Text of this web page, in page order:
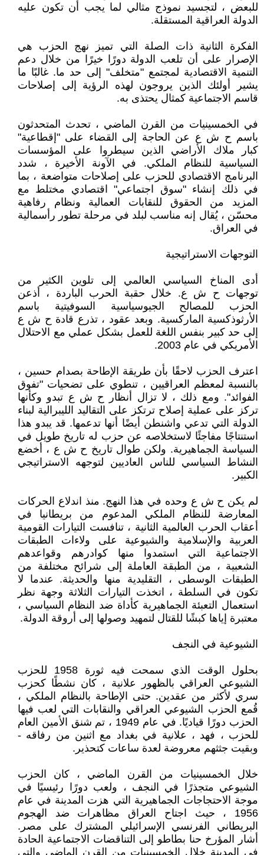
للبعض ، لتجسيد نموذج مثالي لما يجب أن تكون عليه
الدولة العراقية المستقلة.
الفكرة الثانية ذات الصلة التي تميز نهج الحزب هي
الإصرار على أن تلعب الدولة دورًا خيرًا من خلال دعم
التنمية الاقتصادية لمجتمع "متخلف" إلى حد ما. غالبًا ما
يشير أولئك الذين يروجون لهذه الرؤية إلى إصلاحات
قاسم الاجتماعية كمثال يحتذى به.
في الخمسينيات من القرن الماضي ، تحدث المتحدثون
باسم ح ش ع عن الحاجة إلى القضاء على "إقطاعية"
كبار ملاك الأراضي الذين سيطروا على المؤسسات
السياسية للنظام الملكي. في الآونة الأخيرة ، شدد
البرنامج الاقتصادي للحزب على إصلاحات متواضعة ، بما
في ذلك إنشاء "سوق اجتماعي" اقتصادي مختلط مع
المزيد من الحقوق للنقابات العمالية ونظام رفاهية
محسّن ، يُقال إنه مناسب لبلد في مرحلة تطور رأسمالية
في العراق.
التوجهات الاستراتيجية
أدى المناخ السياسي العالمي إلى تلوين الكثير من
توجهات ح ش ع. خلال حقبة الحرب الباردة ، أذعن
الحزب للمصالح الجيوسياسية السوفيتية باسم
الأرثوذكسية الماركسية. وبعد عقود ، تذرع قادة ح ش ع
إلى حد كبير بنفس اللغة للعمل بشكل عملي مع الاحتلال
الأمريكي في عام 2003.
اعترف الحزب لاحقًا بأن طريقة الإطاحة بصدام حسين ،
بالنسبة لمعظم العراقيين ، تنطوي على تضحيات "تفوق
الفوائد". ومع ذلك ، لا تزال أنظار ح ش ع تبدو وكأنها
تركز على عملية إصلاح ترتكز على التقاليد الليبرالية لبناء
الدولة التي تدعي واشنطن أيضًا أنها تدعمها. قد يبدو هذا
استنتاجًا مفاجئًا لاستخلاصه عن حزب له تاريخ طويل في
السياسة الجماهيرية. ولكن طوال تاريخ ح ش ع ، أخضع
النشاط السياسي للناس العاديين لتوجهه الاستراتيجي
الكبير.
لم يكن ح ش ع وحده في هذا النهج. منذ اندلاع الحركات
المعارضة للنظام الملكي المدعوم من بريطانيا في
أعقاب الحرب العالمية الثانية ، تنافست التيارات القومية
العربية والإسلامية والشيوعية على ولاءات الطبقات
الاجتماعية التي استمدوا منها كوادرهم وقواعدهم
الشعبية ، من الطبقة العاملة إلى شرائح مختلفة من
الطبقات الوسطى ، التقليدية منها والحديثة. عندما لا
تكون في السلطة ، اتخذت التيارات الثلاثة وجهة نظر
استعمال التعبئة الجماهيرية كأداة ضد النظام السياسي ،
معتبرة إياها كبشًا للقتال لتمهيد وصولها إلى أروقة الدولة.
الشيوعية في النجف
بحلول الوقت الذي سمحت فيه ثورة 1958 للحزب
الشيوعي العراقي بالظهور علانية ، كان نشطًا كحزب
سري لأكثر من عقدين. حتى الإطاحة بالنظام الملكي ،
قُمع الحزب الشيوعي العراقي والنقابات التي لعب فيها
الحزب دورًا قياديًا. في عام 1949 ، تم شنق الأمين العام
للحزب ، فهد ، علانية في بغداد مع اثنين من رفاقه -
وبقيت جثثهم معروضة لعدة ساعات كتحذير.
خلال الخمسينيات من القرن الماضي ، كان الحزب
الشيوعي متجذرًا في النجف ، ولعب دورًا رئيسيًا في
موجة الاحتجاجات الجماهيرية التي هزت المدينة في عام
1956 ، حيث اجتاح العراق مظاهرات ضد الهجوم
البريطاني الفرنسي الإسرائيلي المشترك على مصر.
أشار المؤرخ حنا بطاطو إلى التناقضات الاجتماعية الحادة
في المدينة خلال الخمسينيات من القرن الماضي والتي